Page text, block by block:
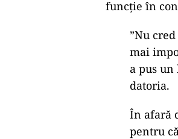
funcție în
”Nu
mai
a pus
datoria.
În afară
pentru